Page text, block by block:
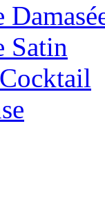
Satin